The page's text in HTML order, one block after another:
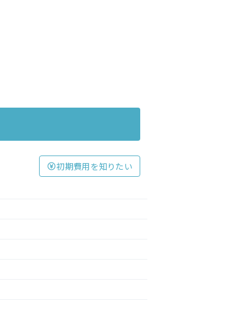
初期費用を知りたい